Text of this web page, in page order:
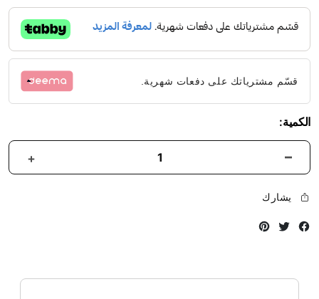
قسّم مشترياتك على دفعات شهرية.
الكمية:
يشارك
Facebook
Twitter